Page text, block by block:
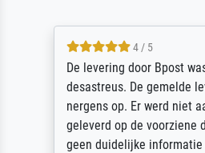
4 / 5
De levering door Bpost was
desastreus. De gemelde
nergens op. Er werd niet
geleverd op de voorziene
geen duidelijke informatie